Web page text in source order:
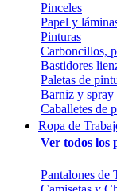
Pinceles
Papel y
Pinturas
Carboncillos,
Bastidores
Paletas de
Barniz y spray
Caballetes de
Ropa de
Ver todos los
Pantalones de